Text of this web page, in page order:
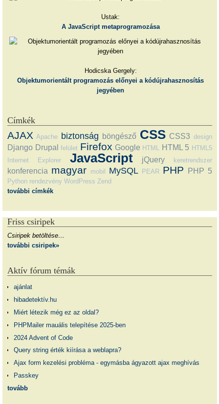
Ustak:
A JavaScript metaprogramozása
Hodicska Gergely:
Objektumorientált programozás előnyei a kódújrahasznosítás
jegyében
Címkék
AJAX Apache biztonság böngésző CSS CSS3 design
Django Drupal felület Firefox Google HTML HTML 5 HTML5
Internet Explorer
JavaScript jQuery keretrendszer
konferencia magyar mobil MySQL PEAR PHP PHP 5
Python rendezvény WordPress Zend
további címkék
Friss csiripek
Csiripek betöltése…
további csiripek»
Aktív fórum témák
ajánlat
hibadetektív.hu
Miért létezik még ez az oldal?
PHPMailer mauális telepítése 2025-ben
2024 Advent of Code
Query string érték kiírása a weblapra?
Ajax form kezelési probléma - egymásba ágyazott ajax meghívás
Passkey
tovább